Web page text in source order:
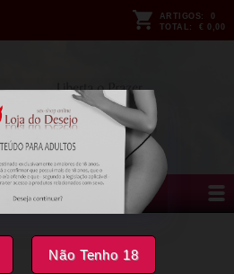
Não Tenho 18
ARTIGOS:
0
TOTAL: € 0,00